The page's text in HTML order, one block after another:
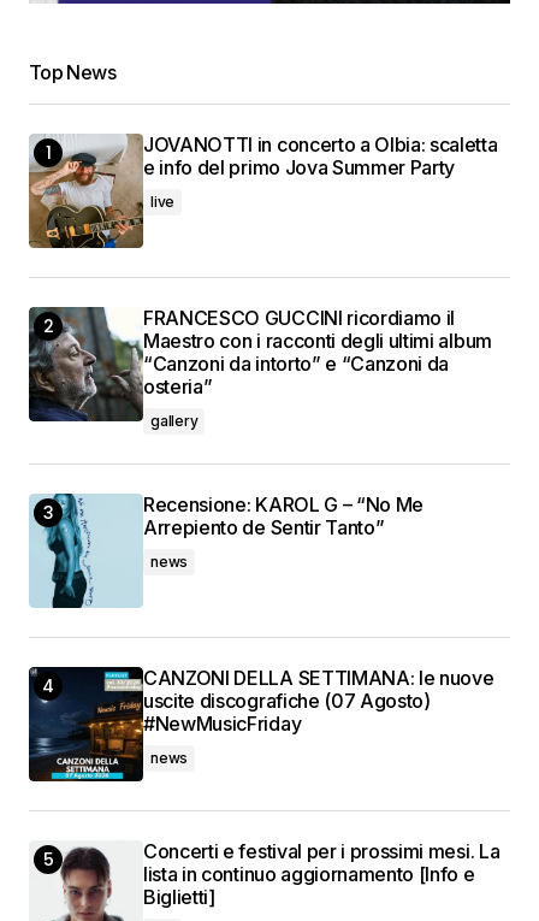
Top News
JOVANOTTI in concerto a Olbia: scaletta
e info del primo Jova Summer Party
live
FRANCESCO GUCCINI ricordiamo il
Maestro con i racconti degli ultimi album
“Canzoni da intorto” e “Canzoni da
osteria”
gallery
Recensione: KAROL G – “No Me
Arrepiento de Sentir Tanto”
news
CANZONI DELLA SETTIMANA: le nuove
uscite discografiche (07 Agosto)
#NewMusicFriday
news
Concerti e festival per i prossimi mesi. La
lista in continuo aggiornamento [Info e
Biglietti]